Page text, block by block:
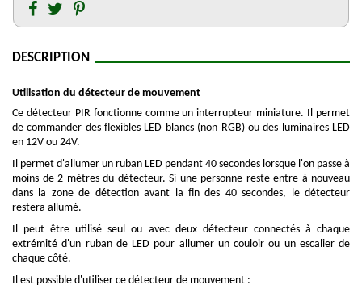
DESCRIPTION
Utilisation du détecteur de mouvement
Ce détecteur PIR fonctionne comme un interrupteur miniature. Il permet
de commander des flexibles LED blancs (non RGB) ou des luminaires LED
en 12V ou 24V.
Il permet d'allumer un ruban LED pendant 40 secondes lorsque l'on passe à
moins de 2 mètres du détecteur. Si une personne reste entre à nouveau
dans la zone de détection avant la fin des 40 secondes, le détecteur
restera allumé.
Il peut être utilisé seul ou avec deux détecteur connectés à chaque
extrémité d'un ruban de LED pour allumer un couloir ou un escalier de
chaque côté.
Il est possible d'utiliser ce détecteur de mouvement :